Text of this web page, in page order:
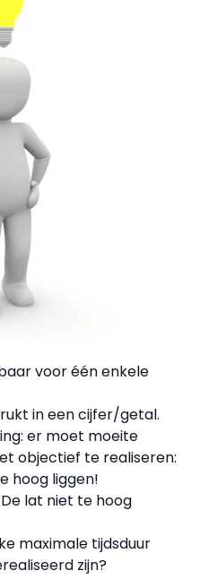
voor één enkele
in een cijfer/getal.
er moet moeite
objectief te realiseren:
hoog liggen!
lat niet te hoog
maximale tijdsduur
zijn?